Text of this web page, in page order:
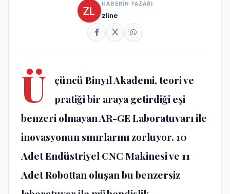
HABERİN YAZARI
zline
Ü
çüncü Binyıl Akademi, teori ve
pratiği bir araya getirdiği eşi
benzeri olmayan AR-GE Laboratuvarı ile
inovasyonun sınırlarını zorluyor. 10
Adet Endüstriyel CNC Makinesi ve 11
Adet Robottan oluşan bu benzersiz